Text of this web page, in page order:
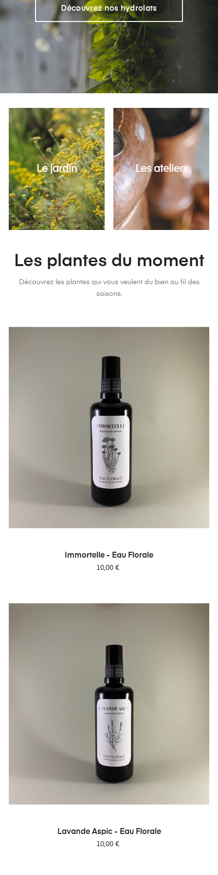
Découvrez nos hydrolats
Le jardin Les ateliers
Les plantes du moment
Découvrez les plantes qui vous veulent du bien au fil des
saisons.
Immortelle - Eau Florale
Prix
10,00 €
Lavande Aspic - Eau Florale
Prix
10,00 €